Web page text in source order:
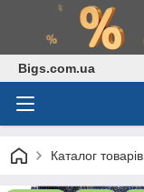
Bigs.com.ua
Каталог товарів